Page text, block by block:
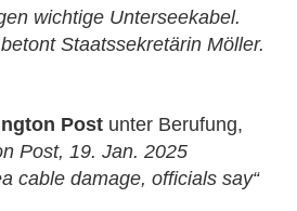
wichtige Unterseekabel.
Staatssekretärin Möller.
Post unter Berufung,
Post, 19. Jan. 2025
cable damage, officials say“